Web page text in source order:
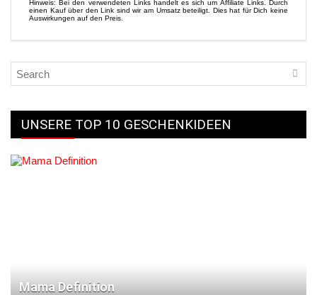
Hinweis: Bei den verwendeten Links handelt es sich um Affiliate Links. Durch
einen Kauf über den Link sind wir am Umsatz beteiligt. Dies hat für Dich keine
Auswirkungen auf den Preis.
UNSERE TOP 10 GESCHENKIDEEN
Mama Definition